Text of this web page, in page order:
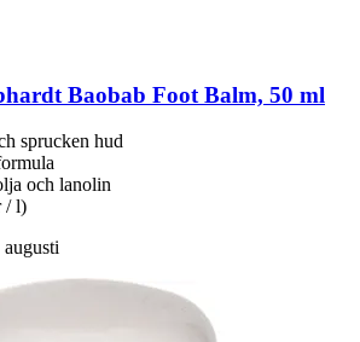
Baobab Foot Balm, 50 ml
sprucken hud
och lanolin
/ l)